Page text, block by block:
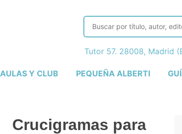
AULAS Y CLUB PEQUEÑA ALBERTI
Tutor 57. 28008, Madrid
Crucigramas para